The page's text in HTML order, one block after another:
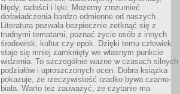
błędy, radości i lęki. Możemy zrozumieć
doświadczenia bardzo odmienne od naszych.
Literatura pozwala bezpiecznie zetknąć się z
trudnymi tematami, poznać życie osób z innych
środowisk, kultur czy epok. Dzięki temu człowiek
staje się mniej zamknięty we własnym punkcie
widzenia. To szczególnie ważne w czasach silnych
podziałów i uproszczonych ocen. Dobra książka
pokazuje, że rzeczywistość rzadko bywa czarno-
biała. Warto też zauważyć, że czytanie ma